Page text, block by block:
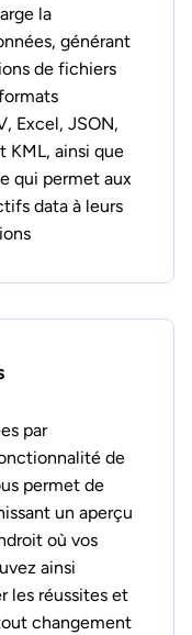
la
générant
de fichiers
Excel, JSON,
KML, ainsi que
qui permet aux
data à leurs
par
de
permet de
un aperçu
où vos
ainsi
les réussites et
changement